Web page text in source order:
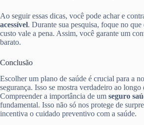
Ao seguir essas dicas, você pode achar e
acessível. Durante sua pesquisa, foque no que
custo vale a pena. Assim, você garante um
barato.
Conclusão
Escolher um plano de saúde é crucial para a
segurança. Isso se mostra verdadeiro ao longo
Compreender a importância de um seguro
fundamental. Isso não só nos protege de
incentiva o cuidado preventivo com a saúde.